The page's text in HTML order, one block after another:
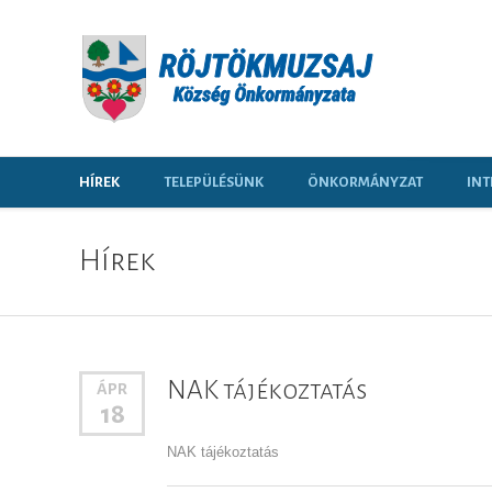
HÍREK TELEPÜLÉSÜNK ÖNKORMÁNYZAT
Hírek
ÁPR
18
NAK tájékoztatás
NAK tájékoztatás